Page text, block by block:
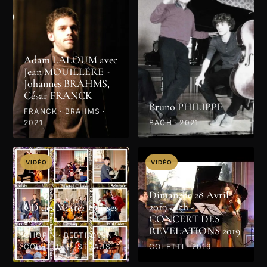
Adam LALOUM avec
Jean MOUILLÈRE -
Johannes BRAHMS,
César FRANCK
FRANCK · BRAHMS ·
2021
Bruno PHILIPPE
BACH · 2021
VIDÉO
CD des Master Classes
2019
CHOPIN · BEETHOVEN ·
COLETTI · R. STRAUSS
· PROKOFIEV · MOZART
VIDÉO
Dimanche 28 Avril
2019 - 15h -
CONCERT DES
REVELATIONS 2019
COLETTI · 2019